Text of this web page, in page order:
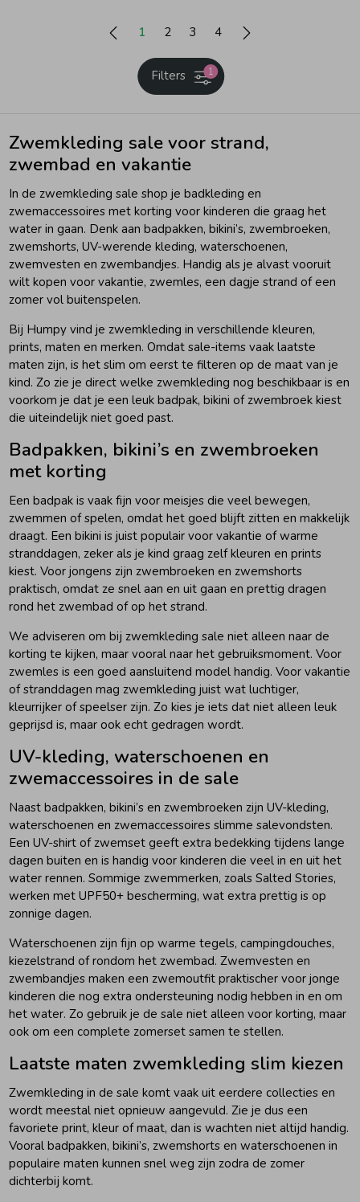
1 2 3 4
1
Filters
Zwemkleding sale voor strand,
zwembad en vakantie
In de zwemkleding sale shop je badkleding en
zwemaccessoires met korting voor kinderen die graag het
water in gaan. Denk aan badpakken, bikini’s, zwembroeken,
zwemshorts, UV-werende kleding, waterschoenen,
zwemvesten en zwembandjes. Handig als je alvast vooruit
wilt kopen voor vakantie, zwemles, een dagje strand of een
zomer vol buitenspelen.
Bij Humpy vind je zwemkleding in verschillende kleuren,
prints, maten en merken. Omdat sale-items vaak laatste
maten zijn, is het slim om eerst te filteren op de maat van je
kind. Zo zie je direct welke zwemkleding nog beschikbaar is en
voorkom je dat je een leuk badpak, bikini of zwembroek kiest
die uiteindelijk niet goed past.
Badpakken, bikini’s en zwembroeken
met korting
Een badpak is vaak fijn voor meisjes die veel bewegen,
zwemmen of spelen, omdat het goed blijft zitten en makkelijk
draagt. Een bikini is juist populair voor vakantie of warme
stranddagen, zeker als je kind graag zelf kleuren en prints
kiest. Voor jongens zijn zwembroeken en zwemshorts
praktisch, omdat ze snel aan en uit gaan en prettig dragen
rond het zwembad of op het strand.
We adviseren om bij zwemkleding sale niet alleen naar de
korting te kijken, maar vooral naar het gebruiksmoment. Voor
zwemles is een goed aansluitend model handig. Voor vakantie
of stranddagen mag zwemkleding juist wat luchtiger,
kleurrijker of speelser zijn. Zo kies je iets dat niet alleen leuk
geprijsd is, maar ook echt gedragen wordt.
UV-kleding, waterschoenen en
zwemaccessoires in de sale
Naast badpakken, bikini’s en zwembroeken zijn UV-kleding,
waterschoenen en zwemaccessoires slimme salevondsten.
Een UV-shirt of zwemset geeft extra bedekking tijdens lange
dagen buiten en is handig voor kinderen die veel in en uit het
water rennen. Sommige zwemmerken, zoals Salted Stories,
werken met UPF50+ bescherming, wat extra prettig is op
zonnige dagen.
Waterschoenen zijn fijn op warme tegels, campingdouches,
kiezelstrand of rondom het zwembad. Zwemvesten en
zwembandjes maken een zwemoutfit praktischer voor jonge
kinderen die nog extra ondersteuning nodig hebben in en om
het water. Zo gebruik je de sale niet alleen voor korting, maar
ook om een complete zomerset samen te stellen.
Laatste maten zwemkleding slim kiezen
Zwemkleding in de sale komt vaak uit eerdere collecties en
wordt meestal niet opnieuw aangevuld. Zie je dus een
favoriete print, kleur of maat, dan is wachten niet altijd handig.
Vooral badpakken, bikini’s, zwemshorts en waterschoenen in
populaire maten kunnen snel weg zijn zodra de zomer
dichterbij komt.